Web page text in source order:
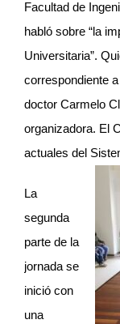
Facultad de
habló sobre “la
Universitaria”.
correspondiente
doctor Carmelo
organizadora. El
actuales del
La
segunda
parte de la
jornada se
inició con
una